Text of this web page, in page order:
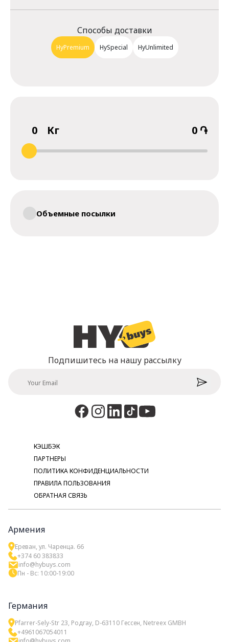
Способы доставки
HyPremium HySpecial HyUnlimited
0 Кг 0 ֏
Oбъемные посылки
Подпишитесь на нашу рассылку
КЭШБЭК
ПАРТНЕРЫ
ПОЛИТИКА КОНФИДЕНЦИАЛЬНОСТИ
ПРАВИЛА ПОЛЬЗОВАНИЯ
ОБРАТНАЯ СВЯЗЬ
Армения
Ереван, ул. Чаренца. 66
+374 60 383833
info@hybuys.com
Пн - Вс: 10:00-19:00
Германия
Pfarrer-Sely-Str 23, Родгау, D-63110 Гессен, Netreex GMBH
+4961067054011